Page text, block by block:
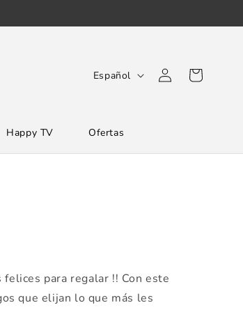
Happy TV Ofertas
o
m
Español
Iniciar
sesión
Carrito
para regalar !! Con este
que elijan lo que más les